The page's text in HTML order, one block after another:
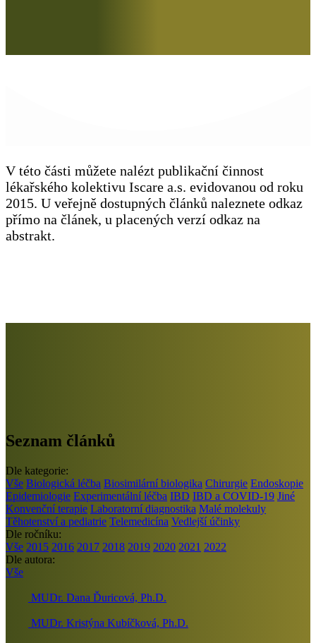
V této části můžete nalézt publikační činnost
lékařského kolektivu Iscare a.s. evidovanou od roku
2015. U veřejně dostupných článků naleznete odkaz
přímo na článek, u placených verzí odkaz na
abstrakt.
Seznam článků
Dle kategorie:
Vše Biologická léčba Biosimilární biologika Chirurgie Endoskopie
Epidemiologie Experimentální léčba IBD IBD a COVID-19 Jiné
Konvenční terapie Laboratorní diagnostika Malé molekuly
Těhotenství a pediatrie Telemedicína Vedlejší účinky
Dle ročníku:
Vše 2015 2016 2017 2018 2019 2020 2021 2022
Dle autora:
Vše
MUDr. Dana Ďuricová, Ph.D.
MUDr. Kristýna Kubíčková, Ph.D.